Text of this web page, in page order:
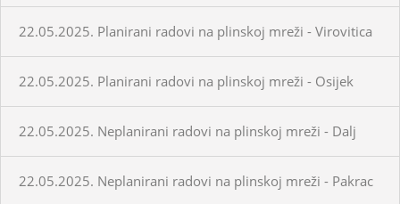
22.05.2025. Planirani radovi na plinskoj mreži - Virovitica
22.05.2025. Planirani radovi na plinskoj mreži - Osijek
22.05.2025. Neplanirani radovi na plinskoj mreži - Dalj
22.05.2025. Neplanirani radovi na plinskoj mreži - Pakrac